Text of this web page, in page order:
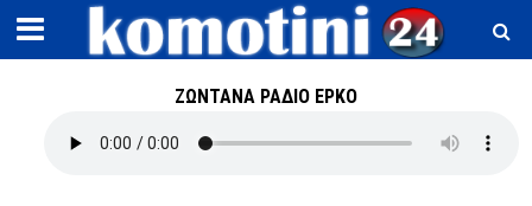
ΖΩΝΤΑΝΑ ΡΑΔΙΟ ΕΡΚΟ